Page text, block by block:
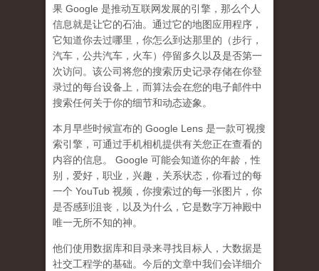
果 Google 是推动互联网发展的引擎，那么个人
信息就是让它的石油。通过它的地图应用程序，
它知道你去过哪里，你怎么到达那里的（步行，
汽车，公共汽车，火车）停留多久以及是否第一
次访问。该公司将您的搜索历史记录存储在你登
录过的每台设备上，而算法会在您的电子邮件中
搜索任何关于你的细节和动态迹象。
本月早些时候宣布的 Google Lens 是一款可视搜
索引擎，可通过手机相机提供有关您正在查看的
内容的信息。 Google 可能会知道你的年龄，性
别，爱好，职业，兴趣，关系状态，你看过的每
一个 YouTub 视频，你搜索过的每一张图片，你
是否感到沮丧，以及为什么，它是数字万神殿中
唯一无所不知的神。
他们使用数据库和目录来寻找目标人，大数据是
社交工程学的基础。今后的文章中我们会详细介